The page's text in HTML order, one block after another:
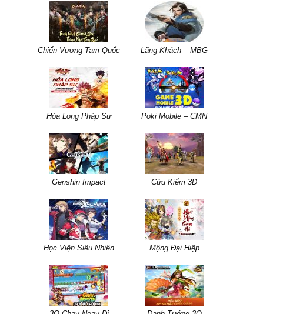
Chiến Vương Tam Quốc Lãng Khách – MBG
Hỏa Long Pháp Sư Poki Mobile – CMN
Genshin Impact Cửu Kiếm 3D
Học Viện Siêu Nhiên Mộng Đại Hiệp